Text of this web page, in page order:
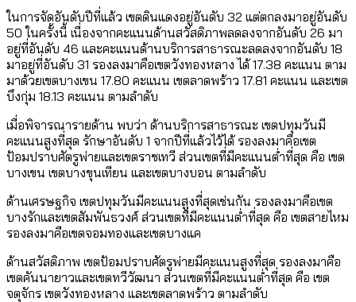
ในการจัดอันดับปีที่แล้ว เขตดินแดงอยู่อันดับ 32 แต่ตกลงมาอยู่อันดับ
50 ในครั้งนี้ เนื่องจากคะแนนด้านสวัสดิภาพลดลงจากอันดับ 26 มา
อยู่ที่อันดับ 46 และคะแนนด้านบริการสาธารณะลดลงจากอันดับ 18
มาอยู่ที่อันดับ 31 รองลงมาคือเขตวังทองหลาง ได้ 17.38 คะแนน ตาม
มาด้วยเขตบางเขน 17.80 คะแนน เขตลาดพร้าว 17.81 คะแนน และเขต
บึงกุ่ม 18.13 คะแนน ตามลำดับ
เมื่อพิจารณารายด้าน พบว่า ด้านบริการสาธารณะ เขตปทุมวันมี
คะแนนสูงที่สุด รักษาอันดับ 1 จากปีที่แล้วไว้ได้ รองลงมาคือเขต
ป้อมปราบศัตรูพ่ายและเขตราชเทวี ส่วนเขตที่มีคะแนนต่ำที่สุด คือ เขต
บางเขน เขตบางขุนเทียน และเขตบางบอน ตามลำดับ
ด้านเศรษฐกิจ เขตปทุมวันมีคะแนนสูงที่สุดเช่นกัน รองลงมาคือเขต
บางรักและเขตสัมพันธวงศ์ ส่วนเขตที่มีคะแนนต่ำที่สุด คือ เขตสายไหม
รองลงมาคือเขตจอมทองและเขตบางแค
ด้านสวัสดิภาพ เขตป้อมปราบศัตรูพ่ายมีคะแนนสูงที่สุด รองลงมาคือ
เขตคันนายาวและเขตทวีวัฒนา ส่วนเขตที่มีคะแนนต่ำที่สุด คือ เขต
จตุจักร เขตวังทองหลาง และเขตลาดพร้าว ตามลำดับ